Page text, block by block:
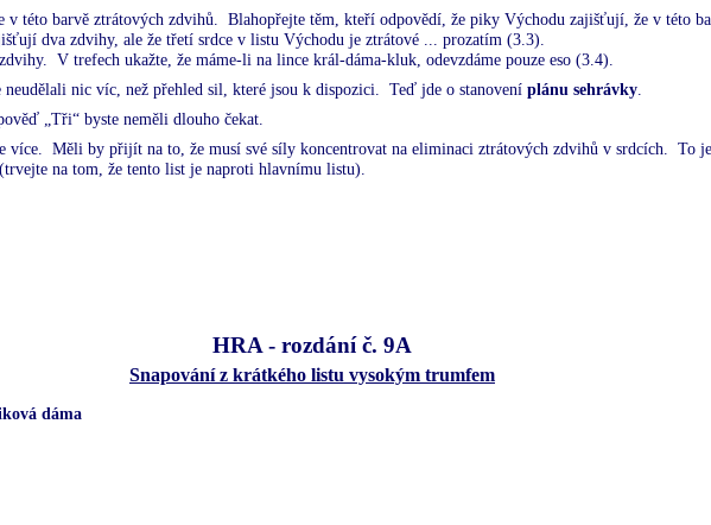
této barvě ztrátových zdvihů.
Blahopřejte těm, kteří odpovědí, že piky Východu zajišťují, že v této
dva zdvihy, ale že třetí srdce v listu Východu je ztrátové ... prozatím (3.3).
V trefech ukažte, že máme-li na lince král-dáma-kluk, odevzdáme pouze eso (3.4).
nic víc, než přehled sil, které jsou k dispozici.
Teď jde o stanovení plánu sehrávky.
„Tři“ byste neměli dlouho čekat.
více. Měli by přijít na to, že musí své síly koncentrovat na eliminaci ztrátových zdvihů v srdcích.
To
na tom, že tento list je naproti hlavnímu listu).
HRA - rozdání č. 9A
Snapování z krátkého listu vysokým trumfem
dáma